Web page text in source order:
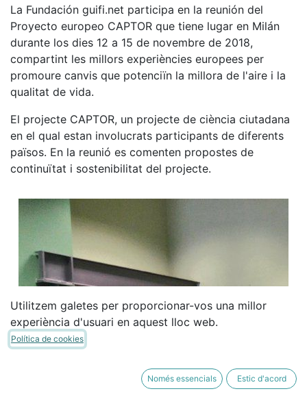
La Fundación guifi.net participa en la reunión del
Proyecto europeo CAPTOR que tiene lugar en Milán
durante los dies 12 a 15 de novembre de 2018,
compartint les millors experiències europees per
promoure canvis que potenciïn la millora de l'aire i la
qualitat de vida.
El projecte CAPTOR, un projecte de ciència ciutadana
en el qual estan involucrats participants de diferents
països. En la reunió es comenten propostes de
continuïtat i sostenibilitat del projecte.
Utilitzem galetes per proporcionar-vos una millor
experiència d'usuari en aquest lloc web.
Política de cookies
Només essencials Estic d'acord